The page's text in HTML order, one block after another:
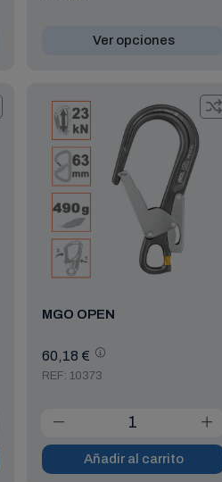
Ver opciones
MGO OPEN
60,18 €
REF: 10373
Añadir al carrito